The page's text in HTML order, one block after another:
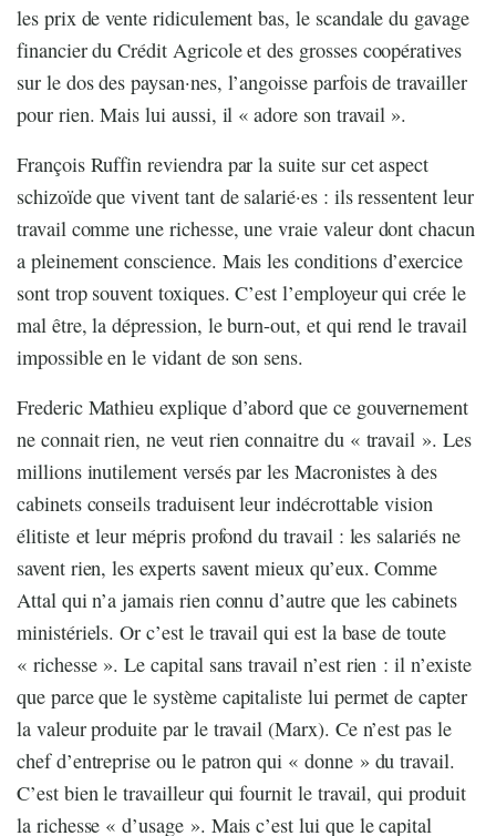
les prix de vente ridiculement bas, le scandale du gavage
financier du Crédit Agricole et des grosses coopératives
sur le dos des paysan·nes, l’angoisse parfois de travailler
pour rien. Mais lui aussi, il « adore son travail ».
François Ruffin reviendra par la suite sur cet aspect
schizoïde que vivent tant de salarié·es : ils ressentent leur
travail comme une richesse, une vraie valeur dont chacun
a pleinement conscience. Mais les conditions d’exercice
sont trop souvent toxiques. C’est l’employeur qui crée le
mal être, la dépression, le burn-out, et qui rend le travail
impossible en le vidant de son sens.
Frederic Mathieu explique d’abord que ce gouvernement
ne connait rien, ne veut rien connaitre du « travail ». Les
millions inutilement versés par les Macronistes à des
cabinets conseils traduisent leur indécrottable vision
élitiste et leur mépris profond du travail : les salariés ne
savent rien, les experts savent mieux qu’eux. Comme
Attal qui n’a jamais rien connu d’autre que les cabinets
ministériels. Or c’est le travail qui est la base de toute
« richesse ». Le capital sans travail n’est rien : il n’existe
que parce que le système capitaliste lui permet de capter
la valeur produite par le travail (Marx). Ce n’est pas le
chef d’entreprise ou le patron qui « donne » du travail.
C’est bien le travailleur qui fournit le travail, qui produit
la richesse « d’usage ». Mais c’est lui que le capital